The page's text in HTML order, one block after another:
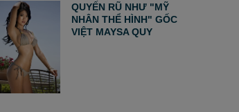
QUYẾN RŨ NHƯ "MỸ
NHÂN THỂ HÌNH" GỐC
VIỆT MAYSA QUY